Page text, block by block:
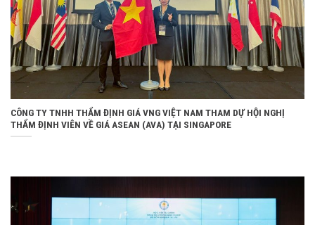
CÔNG TY TNHH THẨM ĐỊNH GIÁ VNG VIỆT NAM THAM DỰ HỘI NGHỊ
THẨM ĐỊNH VIÊN VỀ GIÁ ASEAN (AVA) TẠI SINGAPORE